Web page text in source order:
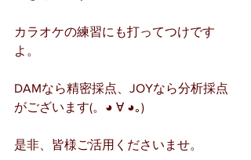
カラオケの練習にも打ってつけです
よ。
DAMなら精密採点、JOYなら分析採点
がございます(。◕ ∀ ◕｡)
是非、皆様ご活用くださいませ。